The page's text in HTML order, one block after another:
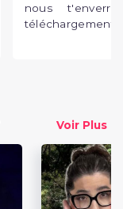
nous
téléchargement
Voir Plus